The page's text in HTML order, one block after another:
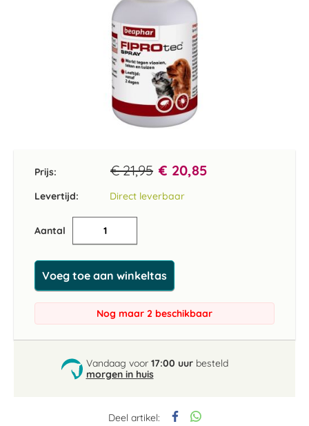
Deel artikel:
Prijs: € 21,95 € 20,85
Levertijd: Direct leverbaar
Aantal
Voeg toe aan winkeltas
Nog maar 2 beschikbaar
Vandaag voor 17:00 uurbesteld
morgen in huis
begin
afbeeldingen-
gallerij